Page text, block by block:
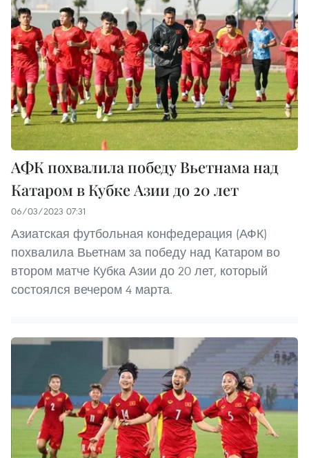
АФК похвалила победу Вьетнама над
Катаром в Кубке Азии до 20 лет
06/03/2023 07:31
Азиатская футбольная конфедерация (АФК)
похвалила Вьетнам за победу над Катаром во
втором матче Кубка Азии до 20 лет, который
состоялся вечером 4 марта.